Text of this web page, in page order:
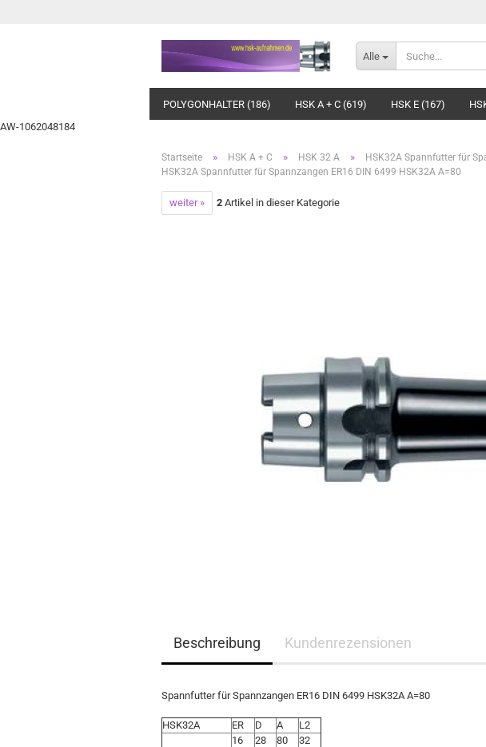
AW-1062048184
Alle
POLYGONHALTER (186) HSK A + C (619) HSK E (167)
Startseite » HSK A + C » HSK 32 A » HSK32A Spannfutter für
HSK32A Spannfutter für Spannzangen ER16 DIN 6499 HSK32A A=80
weiter » 2 Artikel in dieser Kategorie
Beschreibung Kundenrezensionen
Spannfutter für Spannzangen ER16 DIN 6499 HSK32A A=80
HSK32A ER D A
L2
16
28 80 32